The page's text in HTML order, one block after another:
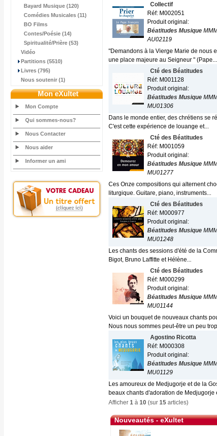
Bayard Musique (120)
Comédies Musicales (11)
BO Films
Contes/Poésie (14)
Spiritualité/Prière (53)
Vidéo
Partitions (5510)
Livres (795)
Nous soutenir (1)
Mon eXultet
Mon Compte
Qui sommes-nous?
Nous Contacter
Nous aider
Informer un ami
Collectif
Réf: M002051
Produit original:
Béatitudes Musique
AU02119
"Demandons à la Vierge Marie de nous
une place majeure au Seigneur " (Pape...
Cté des Béatitudes
Réf: M001128
Produit original:
Béatitudes Musique
MU01306
Dans le monde entier, des chrétiens se
C'est cette expérience de louange et...
Cté des Béatitudes
Réf: M001059
Produit original:
Béatitudes Musique
MU01277
Ces Onze compositions qui alternent
liturgique. Guitare, piano, instruments...
Cté des Béatitudes
Réf: M000977
Produit original:
Béatitudes Musique
MU01248
Les chants des sessions d'été de la
Bigot, Bruno Laffitte et Hélène...
Cté des Béatitudes
Réf: M000299
Produit original:
Béatitudes Musique
MU01144
Voici un bouquet de nouveaux chants
Nous nous sommes peut-être un peu
Agostino Ricotta
Réf: M000308
Produit original:
Béatitudes Musique
MU01129
Les amoureux de Medjugorje et de la
beaux chants d'adoration de Medjugorje
Afficher 1 à 10 (sur 15 articles)
Nouveautés - eXultet